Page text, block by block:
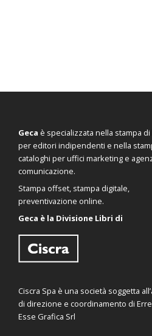
Geca è specializzata nella stampa di
per editori indipendenti e nella
cataloghi per uffici marketing e
comunicazione.
Stampa offset, stampa digitale,
preventivazione online.
Geca è la Divisione Libri di
Ciscra Spa è una società soggetta
di direzione e coordinamento di
Esse Grafica Srl